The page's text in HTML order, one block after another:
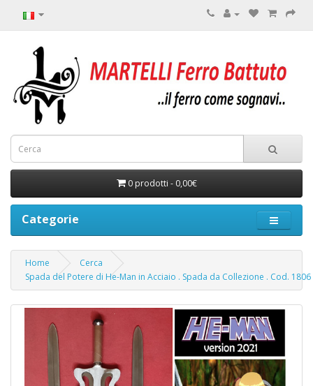
0 prodotti - 0,00€
Categorie
Home
Cerca
Spada del Potere di He-Man in Acciaio . Spada da Collezione . Cod. 1806